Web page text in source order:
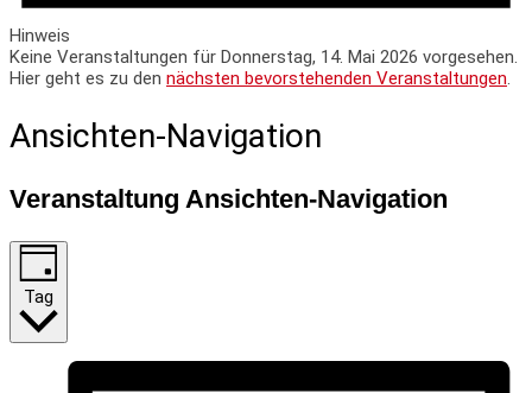
Hinweis
Keine Veranstaltungen für Donnerstag, 14. Mai 2026 vorgesehen.
Hier geht es zu den nächsten bevorstehenden Veranstaltungen.
Ansichten-Navigation
Veranstaltung Ansichten-Navigation
Tag